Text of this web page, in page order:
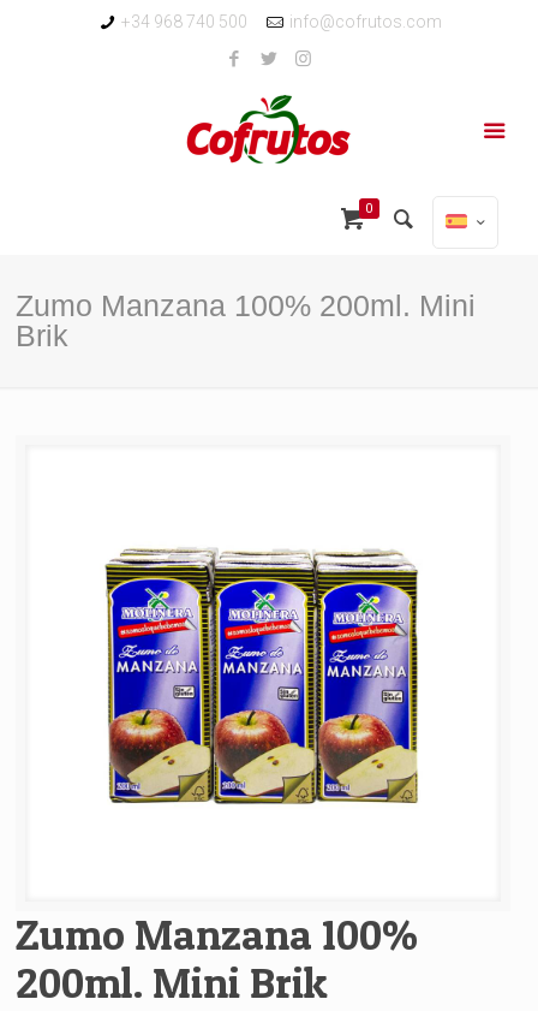
+34 968 740 500 info@cofrutos.com
0
Zumo Manzana 100% 200ml. Mini
Brik
Zumo Manzana 100%
200ml. Mini Brik